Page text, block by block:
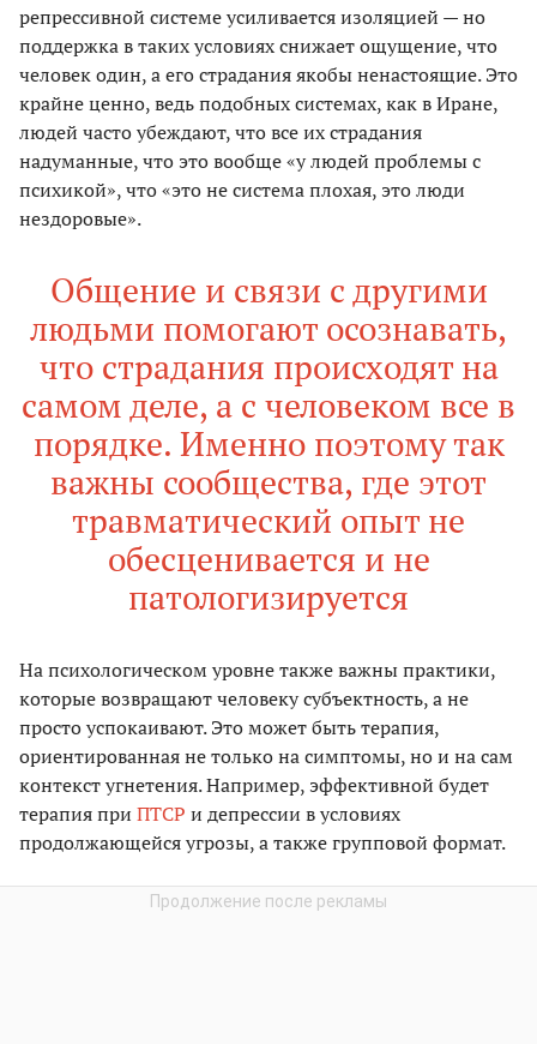
репрессивной системе усиливается изоляцией — но
поддержка в таких условиях снижает ощущение, что
человек один, а его страдания якобы ненастоящие. Это
крайне ценно, ведь подобных системах, как в Иране,
людей часто убеждают, что все их страдания
надуманные, что это вообще «у людей проблемы с
психикой», что «это не система плохая, это люди
нездоровые».
Общение и связи с другими
людьми помогают осознавать,
что страдания происходят на
самом деле, а с человеком все в
порядке. Именно поэтому так
важны сообщества, где этот
травматический опыт не
обесценивается и не
патологизируется
На психологическом уровне также важны практики,
которые возвращают человеку субъектность, а не
просто успокаивают. Это может быть терапия,
ориентированная не только на симптомы, но и на сам
контекст угнетения. Например, эффективной будет
терапия при ПТСР и депрессии в условиях
продолжающейся угрозы, а также групповой формат.